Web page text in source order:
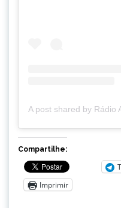
Compartilhe:
Imprimir